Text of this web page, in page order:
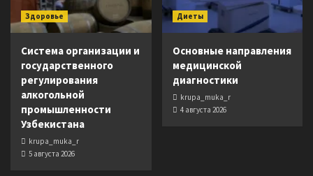
Здоровье
Система организации и
государственного
регулирования
алкогольной
промышленности
Узбекистана
krupa_muka_r
5 августа 2026
Диеты
Основные направления
медицинской
диагностики
krupa_muka_r
4 августа 2026